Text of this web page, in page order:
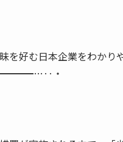
を好む日本企業をわかり
・